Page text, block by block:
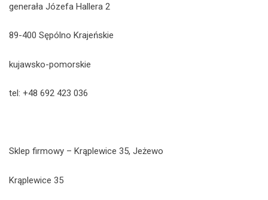
generała Józefa Hallera 2
89-400 Sępólno Krajeńskie
kujawsko-pomorskie
tel: +48 692 423 036
Sklep firmowy – Krąplewice 35, Jeżewo
Krąplewice 35